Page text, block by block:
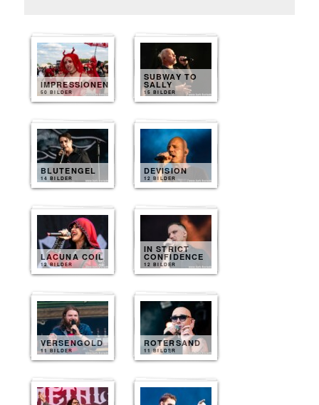
IMPRESSIONEN
50 BILDER
SUBWAY TO
SALLY
15 BILDER
BLUTENGEL
14 BILDER
DEVISION
12 BILDER
LACUNA COIL
12 BILDER
IN STRICT
CONFIDENCE
12 BILDER
VERSENGOLD
11 BILDER
ROTERSAND
11 BILDER